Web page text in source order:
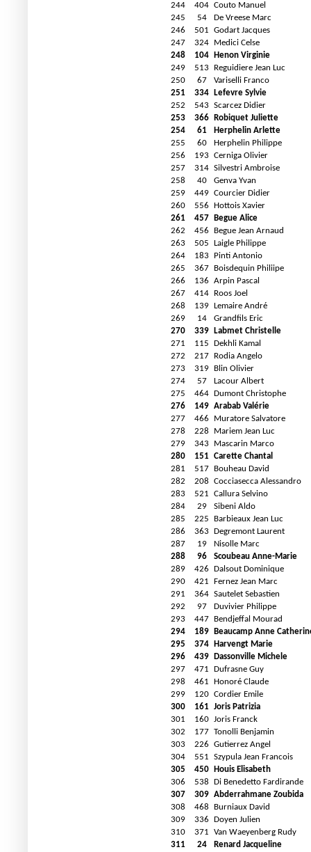
244
404 Couto Manuel
245
54
De Vreese Marc
246
501
Godart Jacques
247
324
Medici Celse
248
104
Henon Virginie
249
513
Reguidiere Jean Luc
250
67
Variselli Franco
251
334
Lefevre Sylvie
252
543
Scarcez Didier
253
366
Robiquet Juliette
254
61
Herphelin Arlette
255
60
Herphelin Philippe
256
193
Cerniga Olivier
257
314 Silvestri Ambroise
258
40
Genva Yvan
259
449 Courcier Didier
260
556
Hottois Xavier
261
457
Begue Alice
262
456
Begue Jean Arnaud
263
505
Laigle Philippe
264
183
Pinti Antonio
265
367
Boisdequin Philiipe
266
136
Arpin Pascal
267
414
Roos Joel
268
139
Lemaire André
269
14
Grandfils Eric
270
339
Labmet Christelle
271
115
Dekhli Kamal
272
217
Rodia Angelo
273
319
Blin Olivier
274
57
Lacour Albert
275
464
Dumont Christophe
276
149 Arabab Valérie
277
466
Muratore Salvatore
278
228
Mariem Jean Luc
279
343
Mascarin Marco
280
151 Carette Chantal
281
517
Bouheau David
282
208
Cocciasecca Alessandro
283
521
Callura Selvino
284
29
Sibeni Aldo
285
225
Barbieaux Jean Luc
286
363
Degremont Laurent
287
19
Nisolle Marc
288
96
Scoubeau Anne-Marie
289
426
Dalsout Dominique
290
421
Fernez Jean Marc
291
364 Sautelet Sebastien
292
97
Duvivier Philippe
293
447
Bendjeffal Mourad
294
189
Beaucamp Anne
295
374
Harvengt Marie
296
439
Dassonville Michele
297
471
Dufrasne Guy
298
461
Honoré Claude
299
120 Cordier Emile
300
161 Joris Patrizia
301
160 Joris Franck
302
177 Tonolli Benjamin
303
226
Gutierrez Angel
304
551
Szypula Jean Francois
305
450
Houis Elisabeth
306
538
Di Benedetto Fardirande
307
309 Abderrahmane Zoubida
308
468
Burniaux David
309
336
Doyen Julien
310
371
Van Waeyenberg Rudy
311
24
Renard Jacqueline